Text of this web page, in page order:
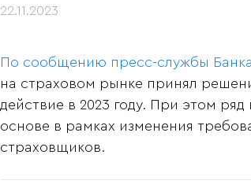
22.11.2023
По сообщению пресс-службы
на страховом рынке принял
действие в 2023 году. При этом
основе в рамках изменения
страховщиков.